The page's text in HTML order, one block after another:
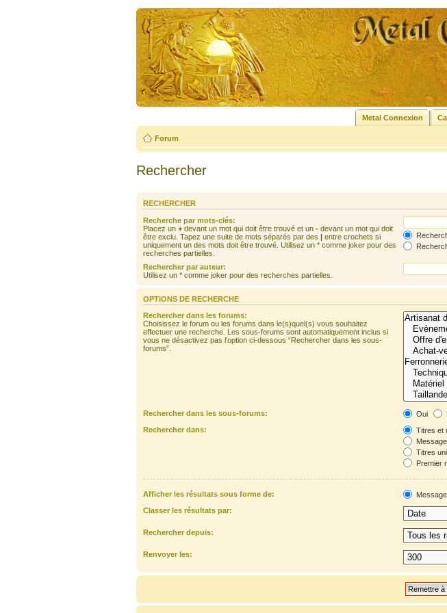
Metal Connexion
Forum
Rechercher
RECHERCHER
Recherche par mots-clés:
Placez un +devant un mot qui doit être trouvé et un -devant un mot qui doit
être exclu. Tapez une suite de mots séparés par des |entre crochets si
uniquement un des mots doit être trouvé. Utilisez un * comme joker pour des
recherches partielles.
Rechercher par auteur:
Utilisez un * comme joker pour des recherches partielles.
OPTIONS DE RECHERCHE
Rechercher dans les forums:
Choisissez le forum ou les forums dans le(s)quel(s) vous souhaitez
effectuer une recherche. Les sous-forums sont automatiquement inclus si
vous ne désactivez pas l’option ci-dessous “Rechercher dans les sous-
forums”.
Rechercher dans les sous-forums: Oui
Rechercher dans:
Titres et
Titres
Premier
Afficher les résultats sous forme de:
Classer les résultats par:
Rechercher depuis:
Renvoyer les: